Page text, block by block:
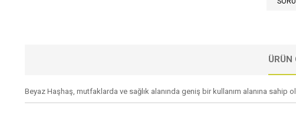
ÜRÜN
Beyaz Haşhaş, mutfaklarda ve sağlık alanında geniş bir kullanım alanına